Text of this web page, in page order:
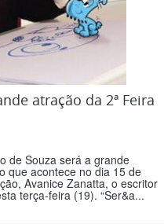
atração da 2ª Feira
de Souza será a grande
que acontece no dia 15 de
Avanice Zanatta, o escritor
terça-feira (19). “Ser&a...